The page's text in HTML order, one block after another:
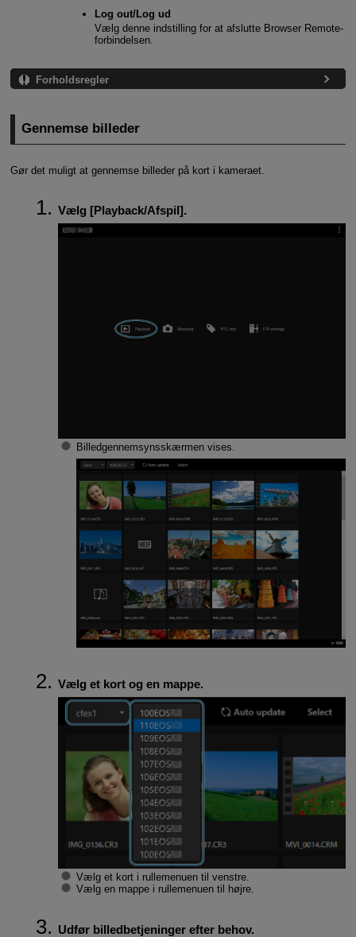
Log out/Log ud
Vælg denne indstilling for at afslutte Browser Remote-
forbindelsen.
Forholdsregler
Gennemse billeder
Gør det muligt at gennemse billeder på kort i kameraet.
Vælg [Playback/Afspil].
Billedgennemsynsskærmen vises.
Vælg et kort og en mappe.
Vælg et kort i rullemenuen til venstre.
Vælg en mappe i rullemenuen til højre.
Udfør billedbetjeninger efter behov.